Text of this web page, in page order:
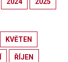
2024 2025
KVĚTEN
ŘÍJEN